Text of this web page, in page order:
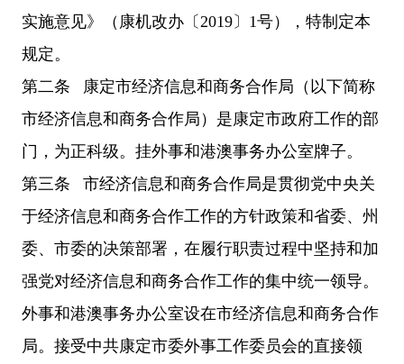
实施意见》（康机改办〔2019〕1号），特制定本
规定。
第二条 康定市经济信息和商务合作局（以下简称
市经济信息和商务合作局）是康定市政府工作的部
门，为正科级。挂外事和港澳事务办公室牌子。
第三条 市经济信息和商务合作局是贯彻党中央关
于经济信息和商务合作工作的方针政策和省委、州
委、市委的决策部署，在履行职责过程中坚持和加
强党对经济信息和商务合作工作的集中统一领导。
外事和港澳事务办公室设在市经济信息和商务合作
局。接受中共康定市委外事工作委员会的直接领